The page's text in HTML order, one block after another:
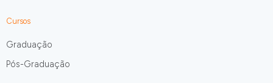
Cursos
Graduação
Pós-Graduação